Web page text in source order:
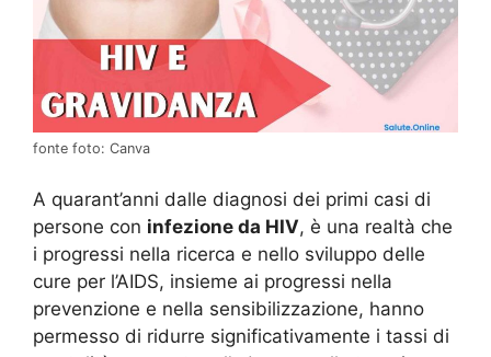
fonte foto: Canva
A quarant’anni dalle diagnosi dei primi casi di
persone con infezione da HIV, è una realtà che
i progressi nella ricerca e nello sviluppo delle
cure per l’AIDS, insieme ai progressi nella
prevenzione e nella sensibilizzazione, hanno
permesso di ridurre significativamente i tassi di